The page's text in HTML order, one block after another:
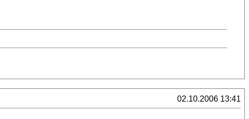
02.10.2006 13:41